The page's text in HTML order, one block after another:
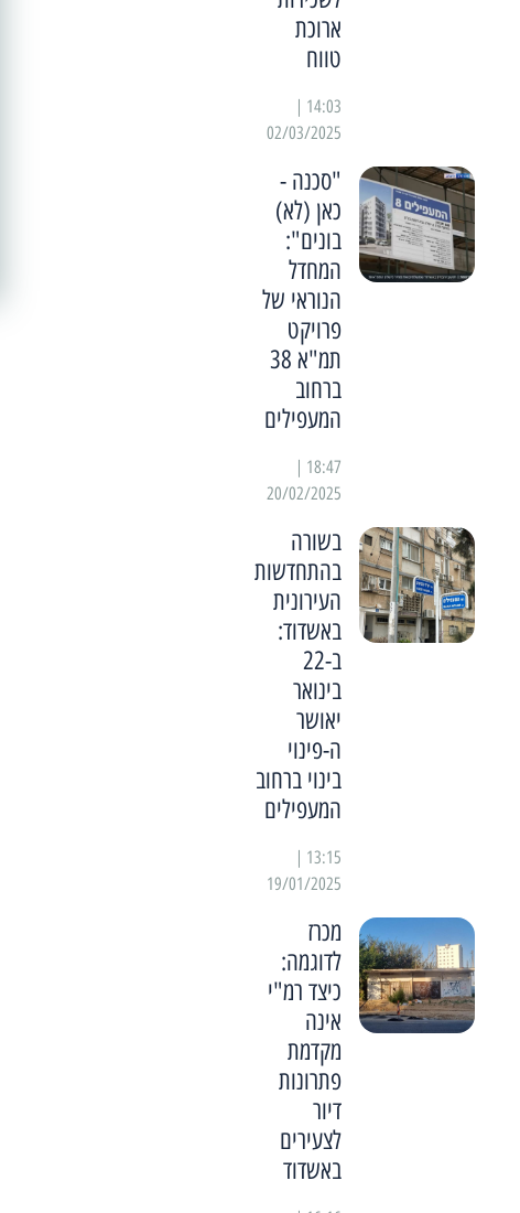
ארוכת
טווח
02/03/2025
"סכנה -
כאן (לא)
בונים":
המחדל
הנוראי של
פרויקט
תמ"א 38
ברחוב
המעפילים
20/02/2025
בשורה
בהתחדשות
העירונית
באשדוד:
ב-22
בינואר
יאושר
ה-פינוי
בינוי ברחוב
המעפילים
19/01/2025
מכרז
לדוגמה:
כיצד רמ"י
אינה
מקדמת
פתרונות
דיור
לצעירים
באשדוד